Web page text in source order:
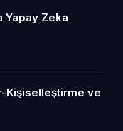
Yapay Zeka
Kişiselleştirme ve